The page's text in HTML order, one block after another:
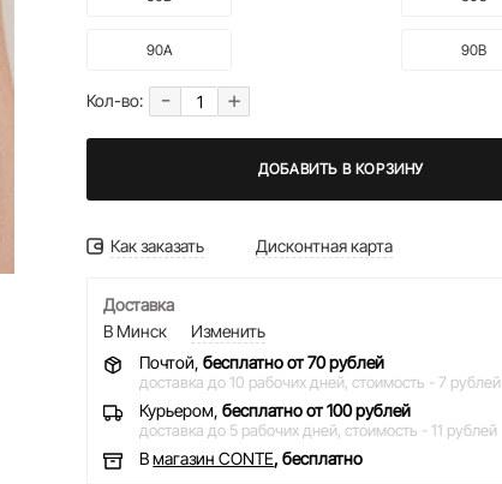
90A 90B
Кол-во: - +
ДОБАВИТЬ В КОРЗИНУ
Как заказать Дисконтная карта
Доставка
В Минск
Изменить
Почтой,бесплатно от 70 рублей
доставка до 10 рабочих дней, стоимость - 7 рублей
Курьером,бесплатно от 100 рублей
доставка до 5 рабочих дней, стоимость - 11 рублей
Вмагазин CONTE, бесплатно